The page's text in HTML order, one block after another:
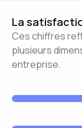
La
Ces chiffres
plusieurs
entreprise.